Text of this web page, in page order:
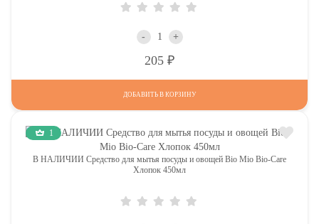
- +
205
ДОБАВИТЬ В КОРЗИНУ
1
В НАЛИЧИИ Средство для мытья посуды и овощей Bio Mio Bio-Care
Хлопок 450мл